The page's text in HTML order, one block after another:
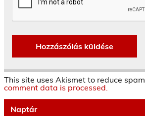
This site uses Akismet to reduce spam.
comment data is processed.
Naptár